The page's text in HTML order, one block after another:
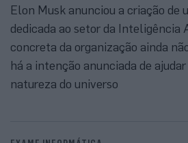
Elon Musk anunciou a criação de
dedicada ao setor da Inteligência
concreta da organização ainda
há a intenção anunciada de
natureza do universo